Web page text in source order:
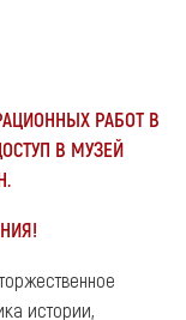
РАБОТ В
В МУЗЕЙ
истории,